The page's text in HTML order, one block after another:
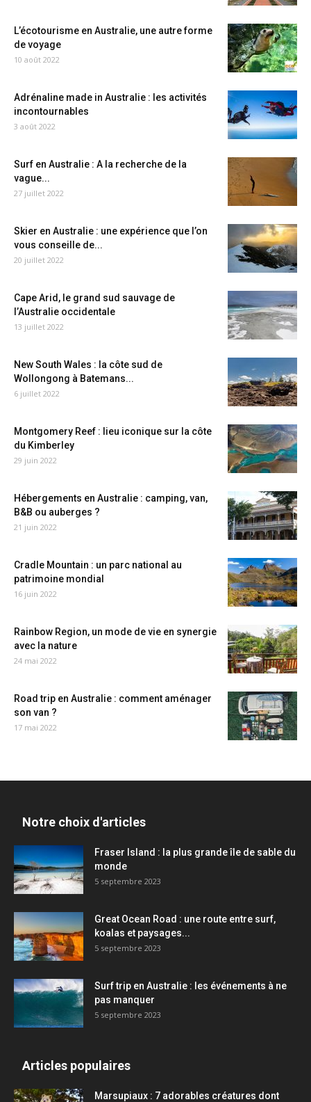
L’écotourisme en Australie, une autre forme
de voyage
10 août 2022
Adrénaline made in Australie : les activités
incontournables
3 août 2022
Surf en Australie : A la recherche de la
vague...
27 juillet 2022
Skier en Australie : une expérience que l’on
vous conseille de...
20 juillet 2022
Cape Arid, le grand sud sauvage de
l’Australie occidentale
13 juillet 2022
New South Wales : la côte sud de
Wollongong à Batemans...
6 juillet 2022
Montgomery Reef : lieu iconique sur la côte
du Kimberley
29 juin 2022
Hébergements en Australie : camping, van,
B&B ou auberges ?
21 juin 2022
Cradle Mountain : un parc national au
patrimoine mondial
16 juin 2022
Rainbow Region, un mode de vie en synergie
avec la nature
24 mai 2022
Road trip en Australie : comment aménager
son van ?
17 mai 2022
Notre choix d'articles
Fraser Island : la plus grande île de sable du
monde
5 septembre 2023
Great Ocean Road : une route entre surf,
koalas et paysages...
5 septembre 2023
Surf trip en Australie : les événements à ne
pas manquer
5 septembre 2023
Articles populaires
Marsupiaux : 7 adorables créatures dont